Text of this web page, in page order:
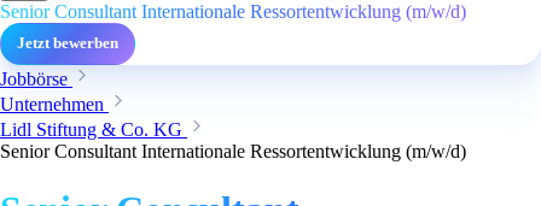
Senior Consultant Internationale Ressortentwicklung (m/w/d)
Jetzt bewerben
Jobbörse
Unternehmen
Lidl Stiftung & Co. KG
Senior Consultant Internationale Ressortentwicklung (m/w/d)